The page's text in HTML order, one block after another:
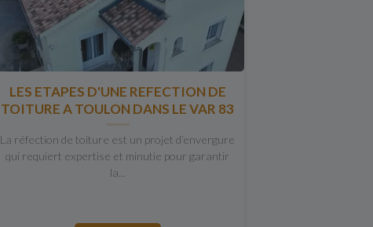
LES ETAPES D'UNE REFECTION DE
TOITURE A TOULON DANS LE VAR 83
La réfection de toiture est un projet d’envergure
qui requiert expertise et minutie pour garantir
la...